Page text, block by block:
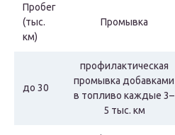
Пробег
(тыс.
км)
Промывка
до 30
профилактическая
промывка добавками
в топливо каждые 3–
5 тыс. км